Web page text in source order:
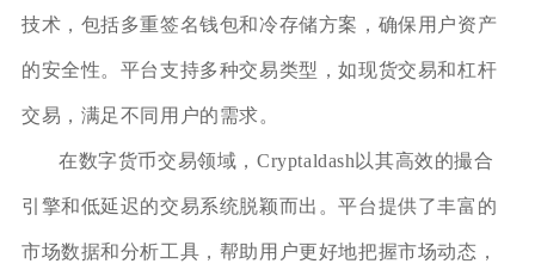
技术，包括多重签名钱包和冷存储方案，确保用户资产
的安全性。平台支持多种交易类型，如现货交易和杠杆
交易，满足不同用户的需求。
在数字货币交易领域，Cryptaldash以其高效的撮合
引擎和低延迟的交易系统脱颖而出。平台提供了丰富的
市场数据和分析工具，帮助用户更好地把握市场动态，